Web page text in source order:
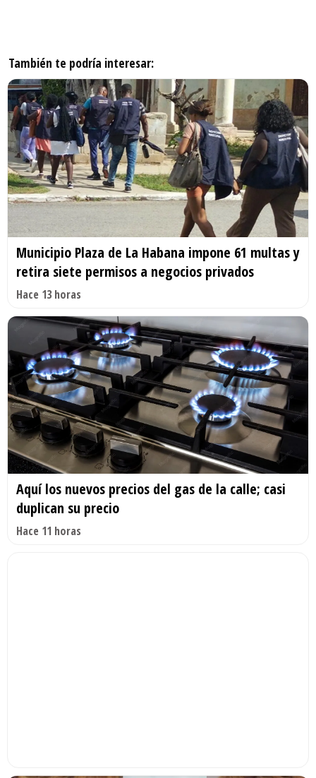
También te podría interesar:
Municipio Plaza de La Habana impone 61 multas y
retira siete permisos a negocios privados
Hace 13 horas
Aquí los nuevos precios del gas de la calle; casi
duplican su precio
Hace 11 horas